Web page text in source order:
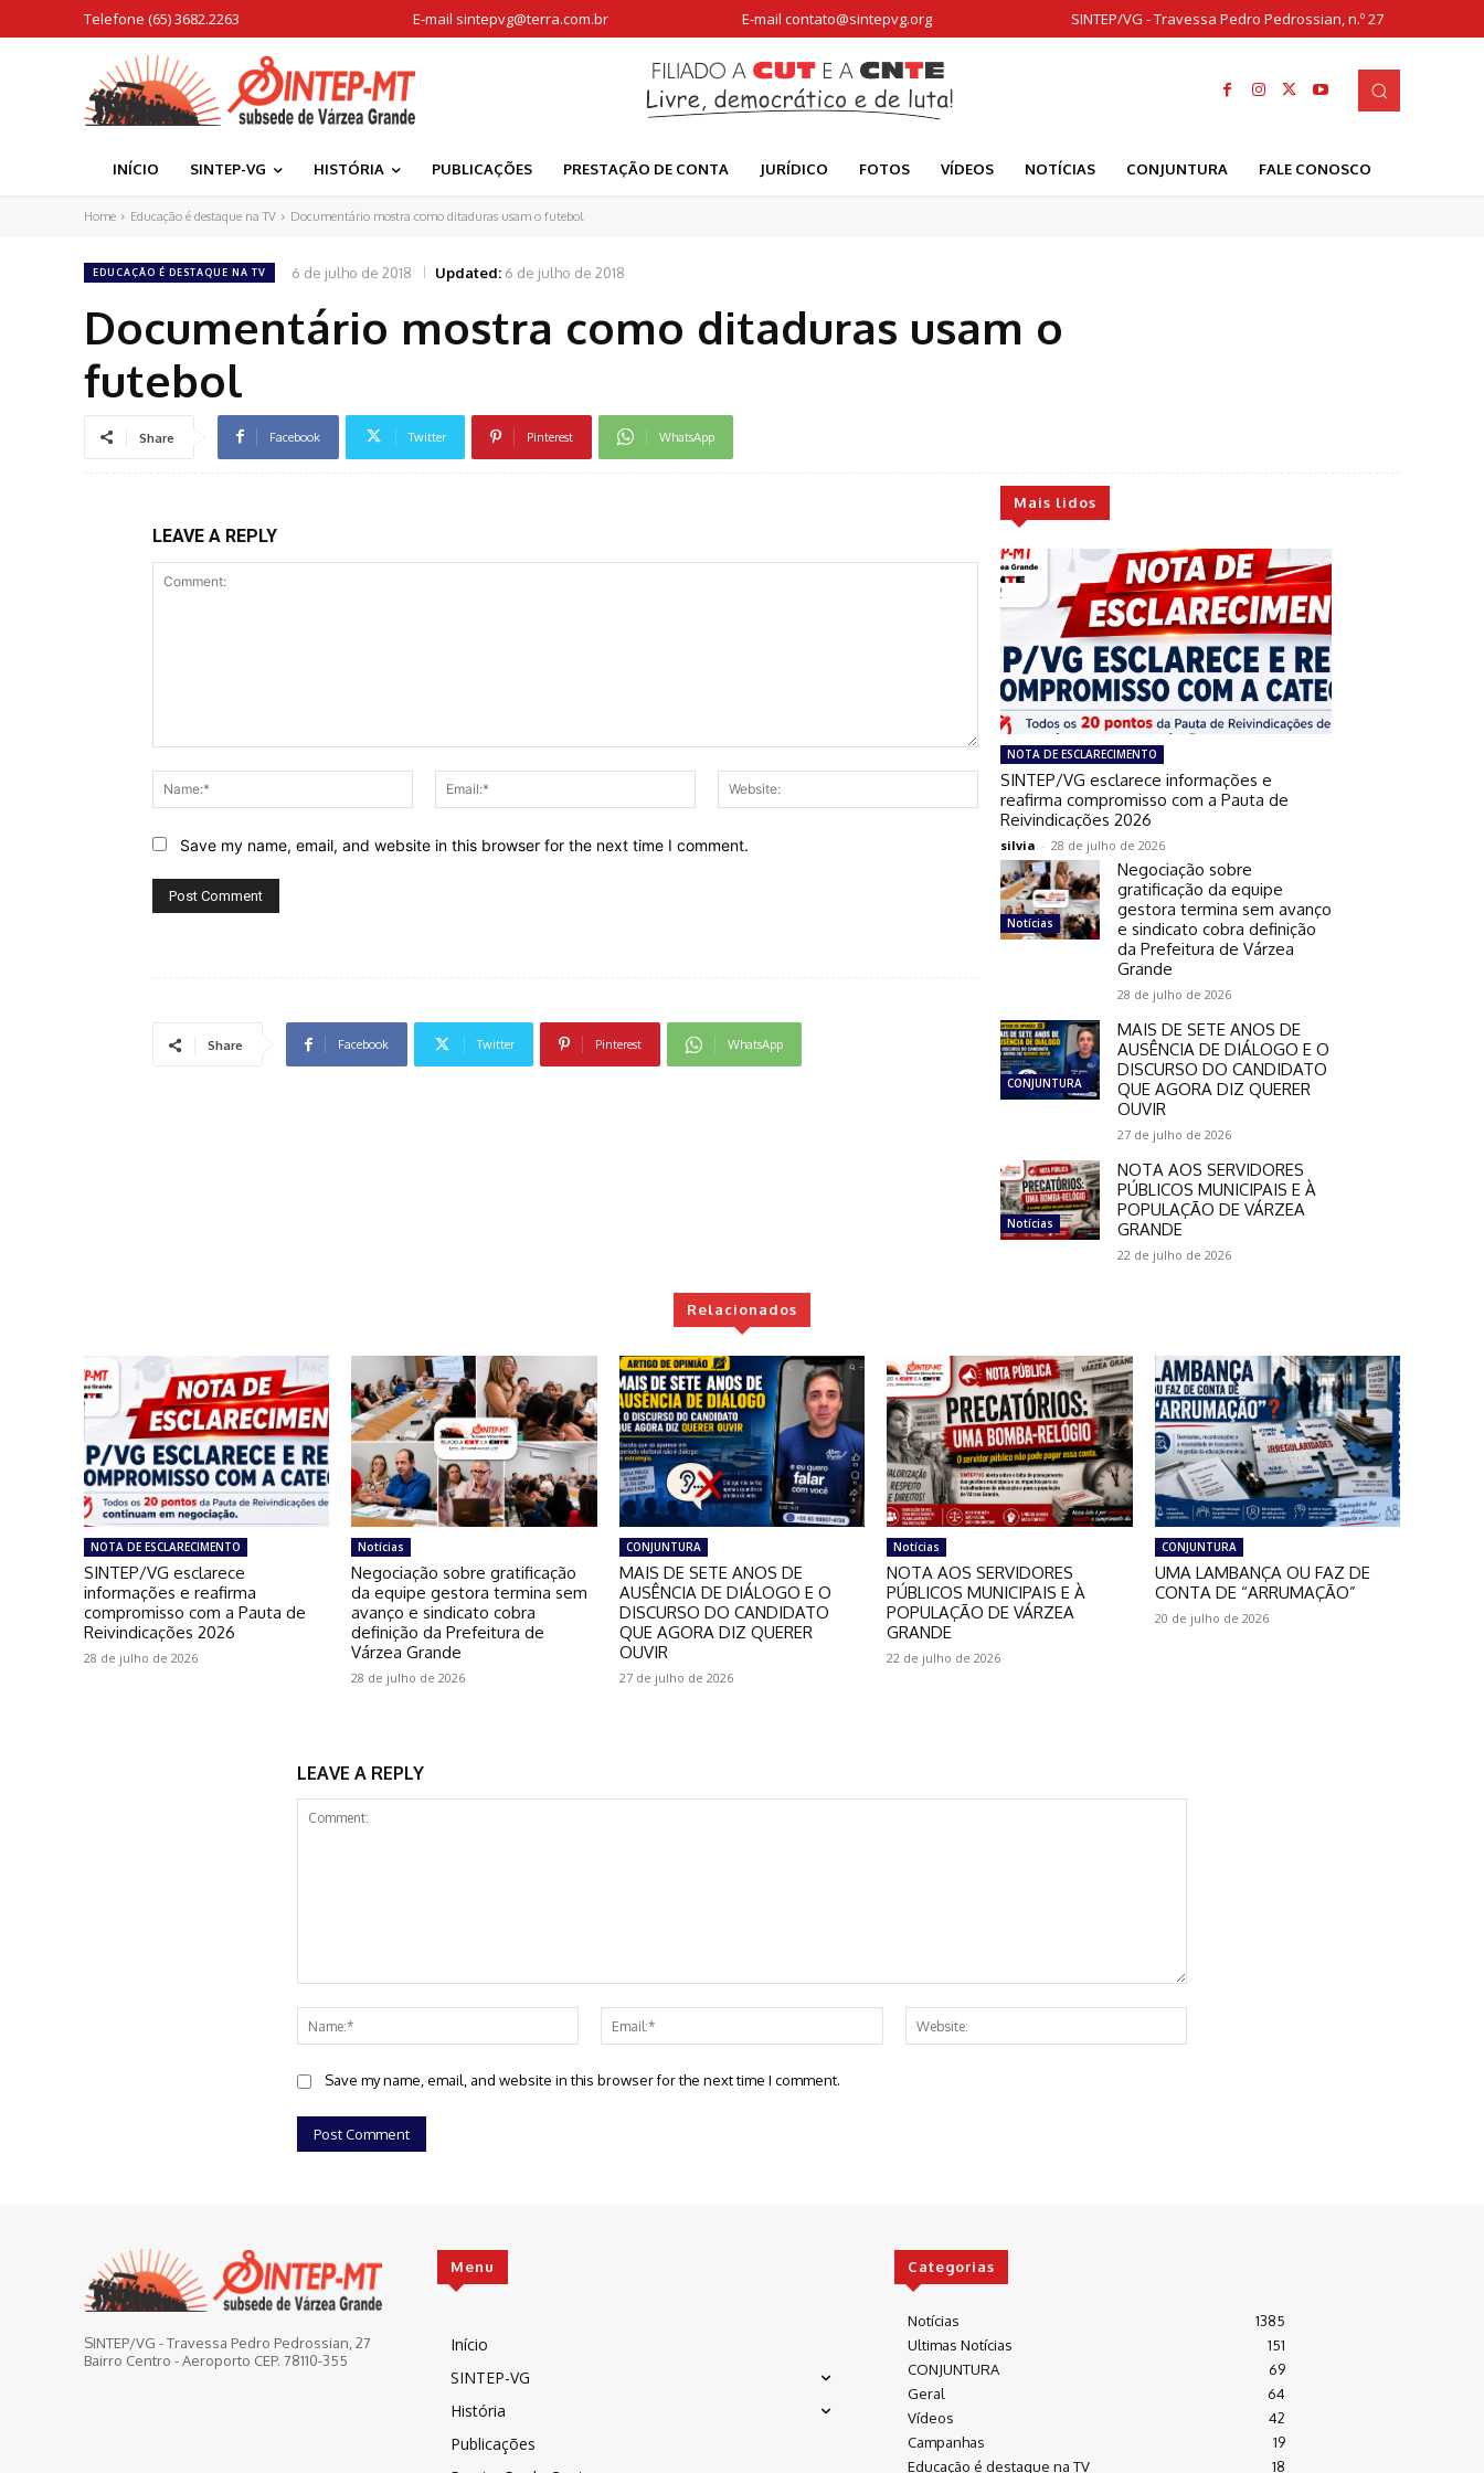
Telefone (65) 3682.2263 E-mail sintepvg@terra.com.br E-mail contato@sintepvg.org SINTEP/VG - Travessa Pedro Pedrossian, n.º 27
INÍCIO SINTEP-VG HISTÓRIA PUBLICAÇÕES PRESTAÇÃO DE CONTA JURÍDICO FOTOS VÍDEOS NOTÍCIAS CONJUNTURA FALE CONOSCO
Home Educação é destaque na TV Documentário mostra como ditaduras usam o futebol
EDUCAÇÃO É DESTAQUE NA TV 6 de julho de 2018 Updated: 6 de julho de 2018
Documentário mostra como ditaduras usam o
futebol
Share Facebook Twitter Pinterest WhatsApp
LEAVE A REPLY
Name:*
Email:* Website:
Save my name, email, and website in this browser for the next time I comment.
Share Facebook Twitter Pinterest WhatsApp
Mais lidos
NOTA DE ESCLARECIMENTO
SINTEP/VG esclarece informações e
reafirma compromisso com a Pauta de
Reivindicações 2026
silvia - 28 de julho de 2026
Notícias
Negociação sobre
gratificação da equipe
gestora termina sem avanço
e sindicato cobra definição
da Prefeitura de Várzea
Grande
28 de julho de 2026
CONJUNTURA
MAIS DE SETE ANOS DE
AUSÊNCIA DE DIÁLOGO E O
DISCURSO DO CANDIDATO
QUE AGORA DIZ QUERER
OUVIR
27 de julho de 2026
Notícias
NOTA AOS SERVIDORES
PÚBLICOS MUNICIPAIS E À
POPULAÇÃO DE VÁRZEA
GRANDE
22 de julho de 2026
Relacionados
NOTA DE ESCLARECIMENTO
SINTEP/VG esclarece
informações e reafirma
compromisso com a Pauta de
Reivindicações 2026
28 de julho de 2026
Notícias
Negociação sobre gratificação
da equipe gestora termina sem
avanço e sindicato cobra
definição da Prefeitura de
Várzea Grande
28 de julho de 2026
CONJUNTURA
MAIS DE SETE ANOS DE
AUSÊNCIA DE DIÁLOGO E O
DISCURSO DO CANDIDATO
QUE AGORA DIZ QUERER
OUVIR
27 de julho de 2026
Notícias
NOTA AOS SERVIDORES
PÚBLICOS MUNICIPAIS E À
POPULAÇÃO DE VÁRZEA
GRANDE
22 de julho de 2026
CONJUNTURA
UMA LAMBANÇA OU FAZ DE
CONTA DE “ARRUMAÇÃO”
20 de julho de 2026
LEAVE A REPLY
Name:*
Email:*
Save my name, email, and website in this browser for the next time I comment.
SINTEP/VG - Travessa Pedro Pedrossian, 27
Bairro Centro - Aeroporto CEP. 78110-355
Menu
Início
SINTEP-VG
História
Publicações
Categorias
Notícias
1385
Ultimas Notícias
151
CONJUNTURA
69
Geral
64
Vídeos
42
Campanhas
19
Educação é destaque na TV
18